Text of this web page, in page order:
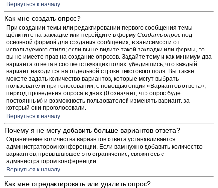
Вернуться к началу
Как мне создать опрос?
При создании темы или редактировании первого сообщения темы
щёлкните на закладке или перейдите в форму Создать опрос под
основной формой для создания сообщения, в зависимости от
используемого стиля; если вы не видите такой закладки или формы, то
вы не имеете прав на создание опросов. Задайте тему и как минимум два
варианта ответа в соответствующих полях, убедившись, что каждый
вариант находится на отдельной строке текстового поля. Вы также
можете задать количество вариантов, которые могут выбрать
пользователи при голосовании, с помощью опции «Вариантов ответа»,
период проведения опроса в днях (0 означает, что опрос будет
постоянным) и возможность пользователей изменять вариант, за
который они проголосовали.
Вернуться к началу
Почему я не могу добавить больше вариантов ответа?
Ограничение количества вариантов ответа устанавливается
администратором конференции. Если вам нужно добавить количество
вариантов, превышающее это ограничение, свяжитесь с
администратором конференции.
Вернуться к началу
Как мне отредактировать или удалить опрос?